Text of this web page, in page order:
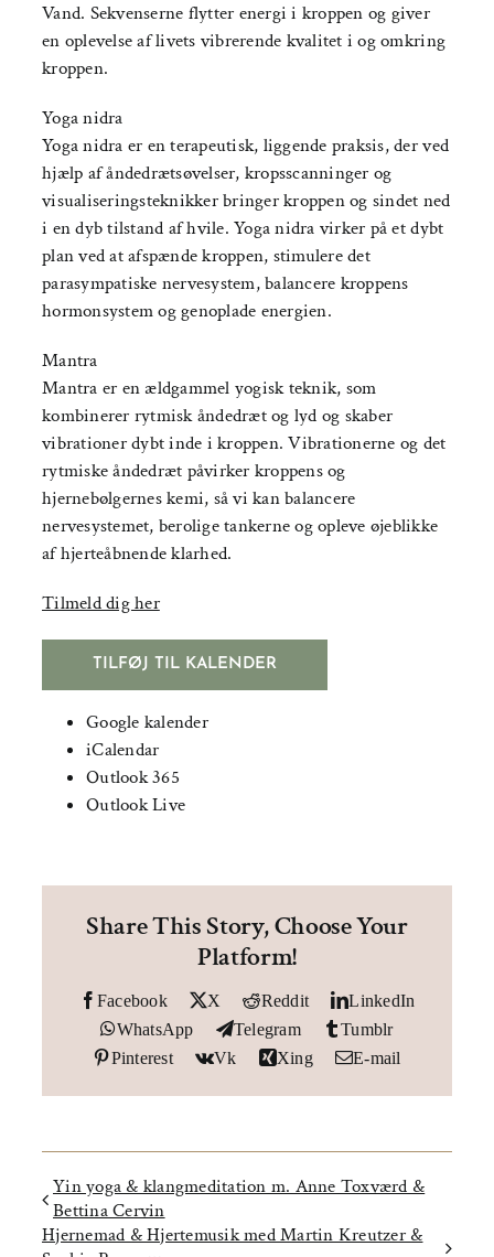
Vand. Sekvenserne flytter energi i kroppen og giver
en oplevelse af livets vibrerende kvalitet i og omkring
kroppen.
Yoga nidra
Yoga nidra er en terapeutisk, liggende praksis, der ved
hjælp af åndedrætsøvelser, kropsscanninger og
visualiseringsteknikker bringer kroppen og sindet ned
i en dyb tilstand af hvile. Yoga nidra virker på et dybt
plan ved at afspænde kroppen, stimulere det
parasympatiske nervesystem, balancere kroppens
hormonsystem og genoplade energien.
Mantra
Mantra er en ældgammel yogisk teknik, som
kombinerer rytmisk åndedræt og lyd og skaber
vibrationer dybt inde i kroppen. Vibrationerne og det
rytmiske åndedræt påvirker kroppens og
hjernebølgernes kemi, så vi kan balancere
nervesystemet, berolige tankerne og opleve øjeblikke
af hjerteåbnende klarhed.
Tilmeld dig her
TILFØJ TIL KALENDER
Google kalender
iCalendar
Outlook 365
Outlook Live
Share This Story, Choose Your
Platform!
Facebook X Reddit
LinkedIn
WhatsApp
Telegram
Tumblr
Pinterest
Vk Xing E-mail
Yin yoga & klangmeditation m. Anne Toxværd &
Bettina Cervin
Hjernemad & Hjertemusik med Martin Kreutzer &